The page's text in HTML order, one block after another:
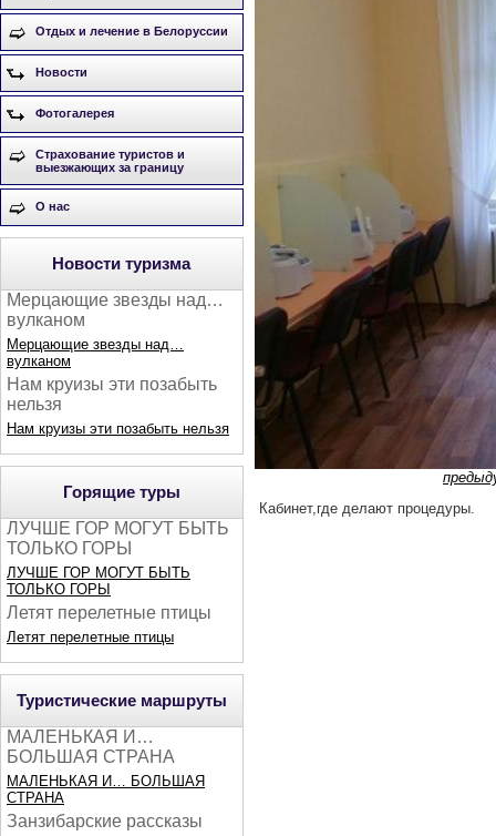
Отдых и лечение в Белоруссии
Новости
Фотогалерея
Страхование туристов и
выезжающих за границу
О нас
Новости туризма
Мерцающие звезды над…
вулканом
Мерцающие звезды над…
вулканом
Нам круизы эти позабыть
нельзя
Нам круизы эти позабыть нельзя
Горящие туры
ЛУЧШЕ ГОР МОГУТ БЫТЬ
ТОЛЬКО ГОРЫ
ЛУЧШЕ ГОР МОГУТ БЫТЬ
ТОЛЬКО ГОРЫ
Летят перелетные птицы
Летят перелетные птицы
Туристические маршруты
МАЛЕНЬКАЯ И…
БОЛЬШАЯ СТРАНА
МАЛЕНЬКАЯ И… БОЛЬШАЯ
СТРАНА
Занзибарские рассказы
Кабинет,где делают процедуры.